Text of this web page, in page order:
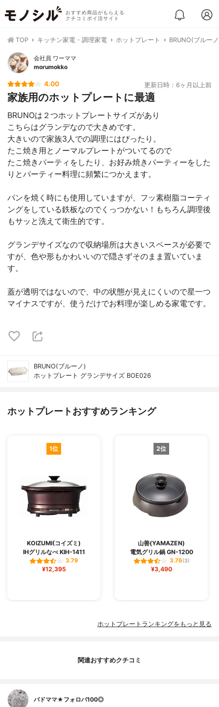
おすすめ商品がもらえる
クチコミポイ活サイト
TOP キッチン家電・調理家電 ホットプレート BRUNO(ブルー
会社員 ワーママ
morumokko
4.00 更新日時：6ヶ月以上前
家族用のホットプレートに最適
BRUNOは２つホットプレートサイズがあり
こちらはグランデなので大きめです。
大きいので家族3人での調理にはぴったり。
たこ焼き用とノーマルプレートがついてるので
たこ焼きパーティをしたり、お好み焼きパーティーをした
りとパーティー料理に頻繁につかえます。
パンを焼く時にも使用していますが、フッ素樹脂コーティ
ングをしている鉄板なのでくっつかない！もちろん調理後
もサッと洗えて衛生的です。
グランデサイズなので収納場所は大きいスペースが必要で
すが、色や形もかわいいので隠さずそのまま置いていま
す。
蓋が透明ではないので、中の状態が見えにくいので星一つ
マイナスですが、使うだけでお料理が楽しめる家電です。
BRUNO(ブルーノ)
ホットプレート グランデサイズ BOE026
ホットプレートおすすめランキング
1位
KOIZUMI(コイズミ)
IHグリルなべ KIH-1411
3.79
¥12,395
2位
山善(YAMAZEN)
電気グリル鍋 GN-1200
3.76(3)
¥3,490
ホットプレートランキングをもっと見る
関連おすすめクチコミ
バドママ★フォロバ100◎